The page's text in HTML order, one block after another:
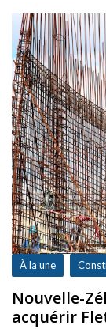
À la une
Nouvelle-
acquérir